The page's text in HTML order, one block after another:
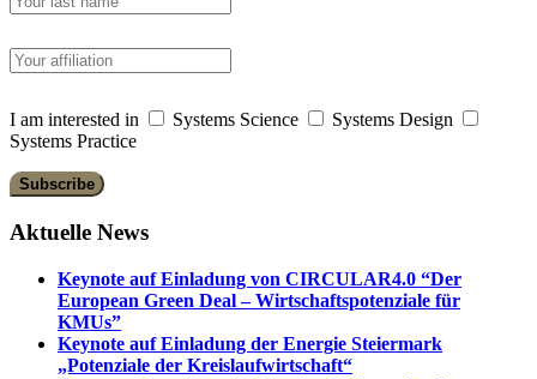
I am interested in Systems Science
Systems Design
Systems Practice
Aktuelle News
Keynote auf Einladung von CIRCULAR4.0 “Der
European Green Deal – Wirtschaftspotenziale für
KMUs”
Keynote auf Einladung der Energie Steiermark
„Potenziale der Kreislaufwirtschaft“